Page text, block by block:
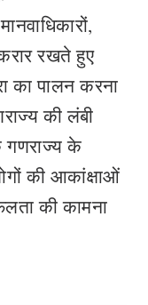
रखते हुए
का पालन करना
की लंबी
के
की आकांक्षाओं
की कामना